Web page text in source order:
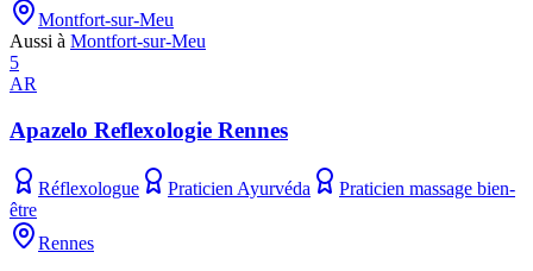
Montfort-sur-Meu
Aussi à Montfort-sur-Meu
5
AR
Apazelo Reflexologie Rennes
Réflexologue Praticien Ayurvéda
Praticien massage bien-
être
Rennes